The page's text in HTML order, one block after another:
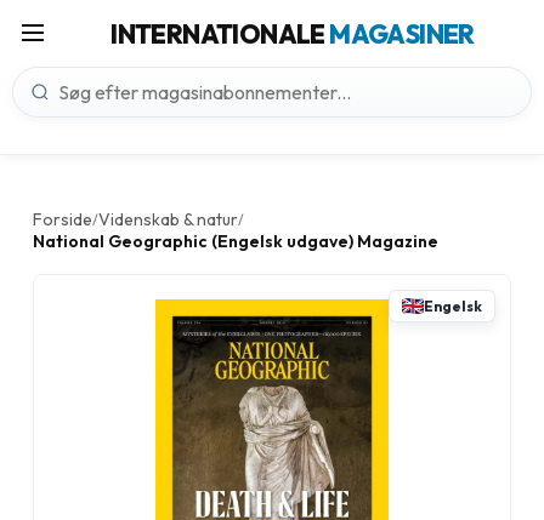
INTERNATIONALEMAGASINER
Forside/Videnskab & natur/
National Geographic (Engelsk udgave) Magazine
Engelsk